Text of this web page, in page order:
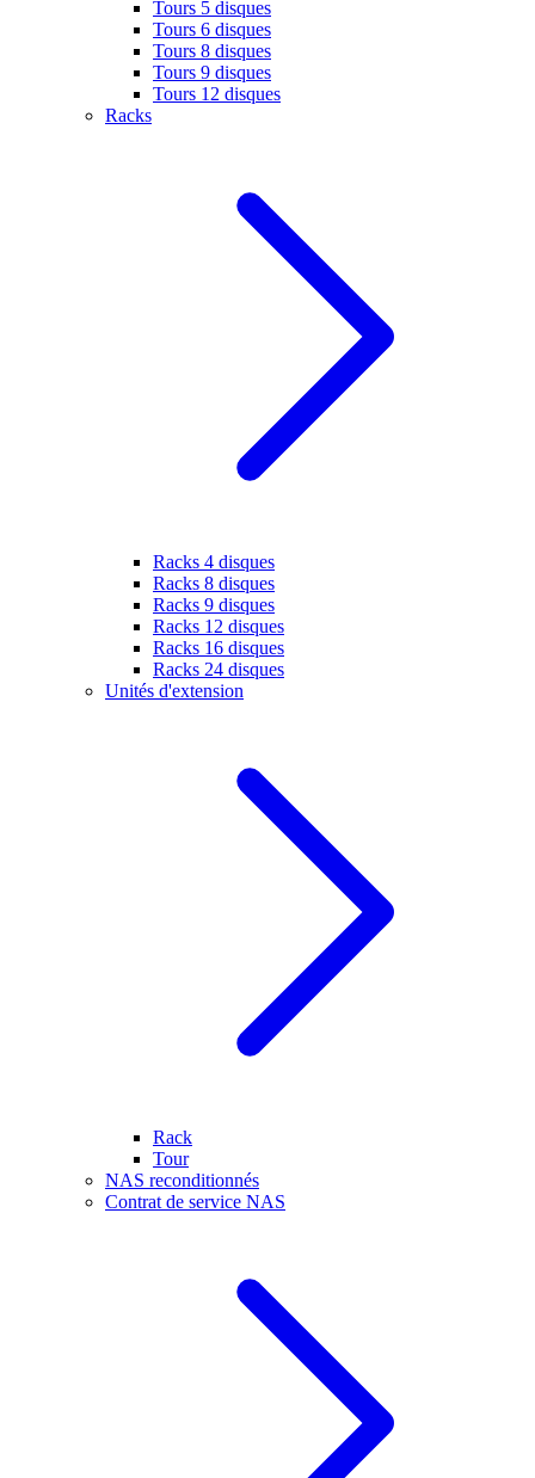
Tours 5 disques
Tours 6 disques
Tours 8 disques
Tours 9 disques
Tours 12 disques
Racks
Racks 4 disques
Racks 8 disques
Racks 9 disques
Racks 12 disques
Racks 16 disques
Racks 24 disques
Unités d'extension
Rack
Tour
NAS reconditionnés
Contrat de service NAS